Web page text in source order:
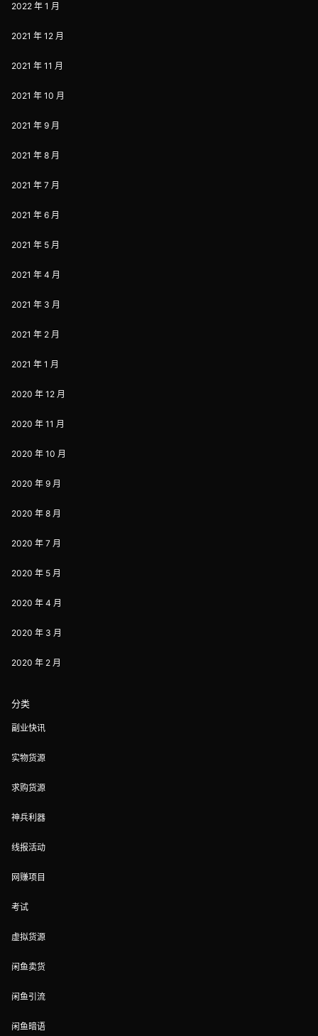
2022 年 1 月
2021 年 12 月
2021 年 11 月
2021 年 10 月
2021 年 9 月
2021 年 8 月
2021 年 7 月
2021 年 6 月
2021 年 5 月
2021 年 4 月
2021 年 3 月
2021 年 2 月
2021 年 1 月
2020 年 12 月
2020 年 11 月
2020 年 10 月
2020 年 9 月
2020 年 8 月
2020 年 7 月
2020 年 5 月
2020 年 4 月
2020 年 3 月
2020 年 2 月
分类
副业快讯
实物货源
求购货源
神兵利器
线报活动
网赚项目
考试
虚拟货源
闲鱼卖货
闲鱼引流
闲鱼暗语